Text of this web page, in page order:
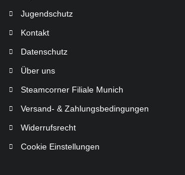
Jugendschutz
Kontakt
Datenschutz
Über uns
Steamcorner Filiale Munich
Versand- & Zahlungsbedingungen
Widerrufsrecht
Cookie Einstellungen